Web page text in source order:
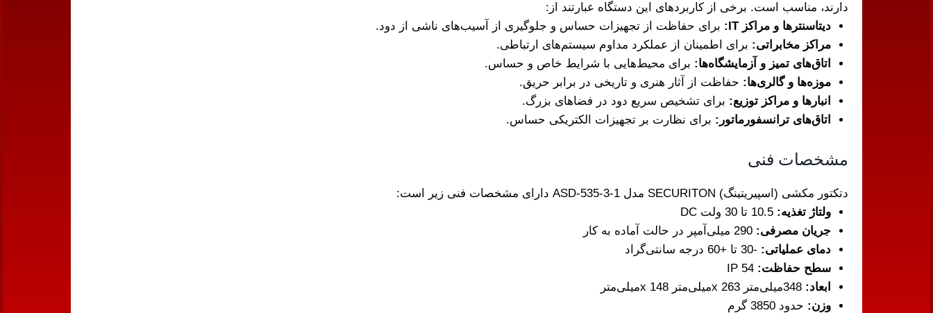
دارند، مناسب است. برخی از کاربردهای این دستگاه عبارتند از:
دیتاسنترها و مراکز IT:
برای حفاظت از تجهیزات حساس و جلوگیری از آسیب‌های ناشی از دود.
مراکز مخابراتی: برای اطمینان از عملکرد مداوم سیستم‌های ارتباطی.
اتاق‌های تمیز و آزمایشگاه‌ها: برای محیط‌هایی با شرایط خاص و حساس.
موزه‌ها و گالری‌ها: حفاظت از آثار هنری و تاریخی در برابر حریق.
انبارها و مراکز توزیع: برای تشخیص سریع دود در فضاهای بزرگ.
اتاق‌های ترانسفورماتور: برای نظارت بر تجهیزات الکتریکی حساس.
مشخصات فنی
دتکتور مکشی (اسپیریتینگ) SECURITON مدل ASD-535-3-1 دارای مشخصات فنی زیر است:
ولتاژ تغذیه: 10.5 تا 30 ولت DC
جریان مصرفی: 290 میلی‌آمپر در حالت آماده به کار
دمای عملیاتی: -30 تا +60 درجه سانتی‌گراد
سطح حفاظت: IP 54
ابعاد: 348‌میلی‌متر x 263‌میلی‌متر x 148‌میلی‌متر
وزن: حدود 3850 گرم